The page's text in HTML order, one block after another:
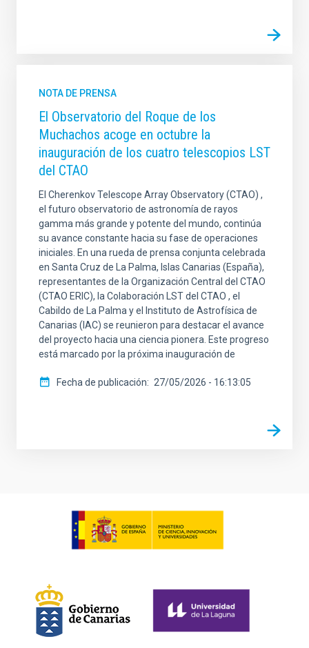
NOTA DE PRENSA
El Observatorio del Roque de los
Muchachos acoge en octubre la
inauguración de los cuatro telescopios LST
del CTAO
El Cherenkov Telescope Array Observatory (CTAO) ,
el futuro observatorio de astronomía de rayos
gamma más grande y potente del mundo, continúa
su avance constante hacia su fase de operaciones
iniciales. En una rueda de prensa conjunta celebrada
en Santa Cruz de La Palma, Islas Canarias (España),
representantes de la Organización Central del CTAO
(CTAO ERIC), la Colaboración LST del CTAO , el
Cabildo de La Palma y el Instituto de Astrofísica de
Canarias (IAC) se reunieron para destacar el avance
del proyecto hacia una ciencia pionera. Este progreso
está marcado por la próxima inauguración de
Fecha de publicación 27/05/2026 - 16:13:05